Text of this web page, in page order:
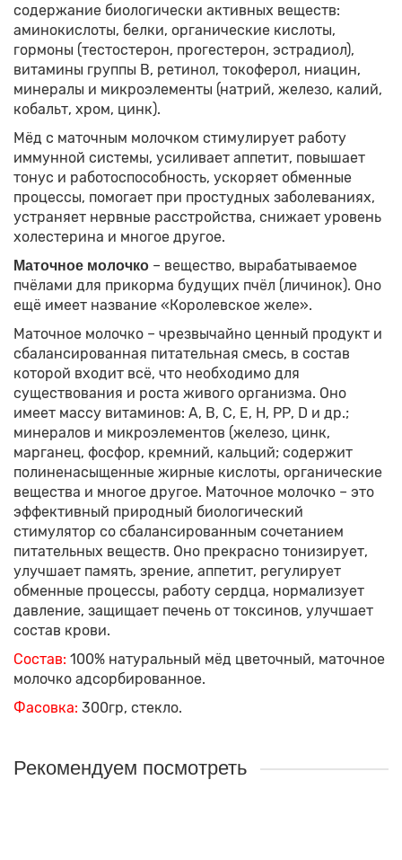
содержание биологически активных веществ:
аминокислоты, белки, органические кислоты,
гормоны (тестостерон, прогестерон, эстрадиол),
витамины группы В, ретинол, токоферол, ниацин,
минералы и микроэлементы (натрий, железо, калий,
кобальт, хром, цинк).
Мёд с маточным молочком стимулирует работу
иммунной системы, усиливает аппетит, повышает
тонус и работоспособность, ускоряет обменные
процессы, помогает при простудных заболеваниях,
устраняет нервные расстройства, снижает уровень
холестерина и многое другое.
Маточное молочко – вещество, вырабатываемое
пчёлами для прикорма будущих пчёл (личинок). Оно
ещё имеет название «Королевское желе».
Маточное молочко – чрезвычайно ценный продукт и
сбалансированная питательная смесь, в состав
которой входит всё, что необходимо для
существования и роста живого организма. Оно
имеет массу витаминов: А, В, С, Е, Н, РР, D и др.;
минералов и микроэлементов (железо, цинк,
марганец, фосфор, кремний, кальций; содержит
полиненасыщенные жирные кислоты, органические
вещества и многое другое. Маточное молочко – это
эффективный природный биологический
стимулятор со сбалансированным сочетанием
питательных веществ. Оно прекрасно тонизирует,
улучшает память, зрение, аппетит, регулирует
обменные процессы, работу сердца, нормализует
давление, защищает печень от токсинов, улучшает
состав крови.
Состав: 100% натуральный мёд цветочный, маточное
молочко адсорбированное.
Фасовка: 300гр, стекло.
Рекомендуем посмотреть